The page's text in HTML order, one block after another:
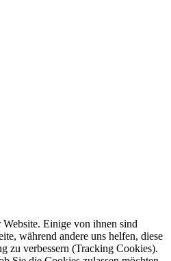
Einige von ihnen sind
während andere uns helfen, diese
zu verbessern (Tracking Cookies).